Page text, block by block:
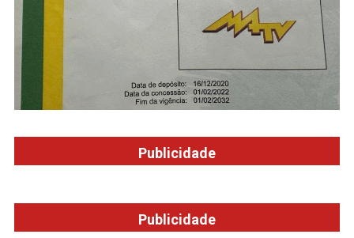
Publicidade
Publicidade